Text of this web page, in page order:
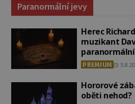
Paranormální jevy
Herec
muzikant
PREMIUM
Hororové
oběti nehod?